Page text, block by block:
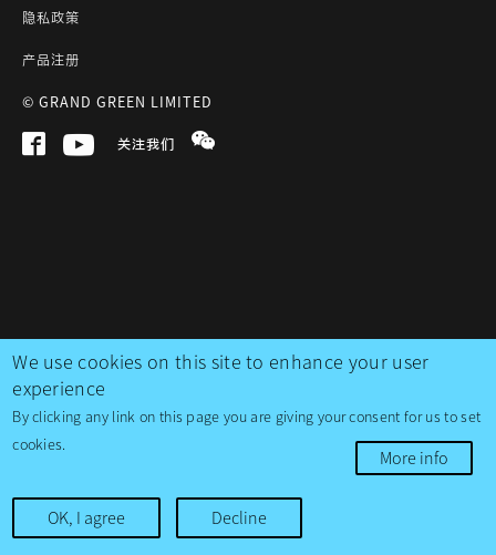
隐私政策
产品注册
© GRAND GREEN LIMITED
关注我们
We use cookies on this site to enhance your user
experience
By clicking any link on this page you are giving your consent for us to set
cookies.
More info
OK, I agree Decline